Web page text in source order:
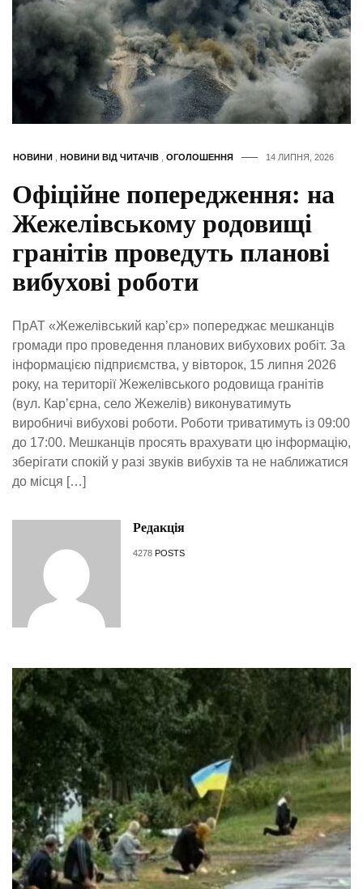
НОВИНИ НОВИНИ ВІД ЧИТАЧІВ ОГОЛОШЕННЯ 14 ЛИПНЯ, 2026
Офіційне попередження: на
Жежелівському родовищі
гранітів проведуть планові
вибухові роботи
ПрАТ «Жежелівський кар’єр» попереджає мешканців
громади про проведення планових вибухових робіт. За
інформацією підприємства, у вівторок, 15 липня 2026
року, на території Жежелівського родовища гранітів
(вул. Кар’єрна, село Жежелів) виконуватимуть
виробничі вибухові роботи. Роботи триватимуть із 09:00
до 17:00. Мешканців просять врахувати цю інформацію,
зберігати спокій у разі звуків вибухів та не наближатися
до місця […]
Редакція
4278 POSTS